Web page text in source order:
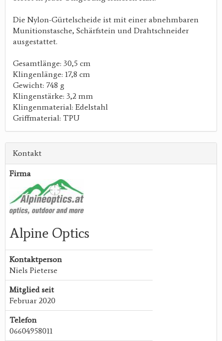
Die Nylon-Gürtelscheide ist mit einer abnehmbaren
Munitionstasche, Schärfstein und Drahtschneider
ausgestattet.
Gesamtlänge: 30,5 cm
Klingenlänge: 17,8 cm
Gewicht: 748 g
Klingenstärke: 3,2 mm
Klingenmaterial: Edelstahl
Griffmaterial: TPU
Kontakt
Firma
Alpine Optics
Kontaktperson
Niels Pieterse
Mitglied seit
Februar 2020
Telefon
06604958011